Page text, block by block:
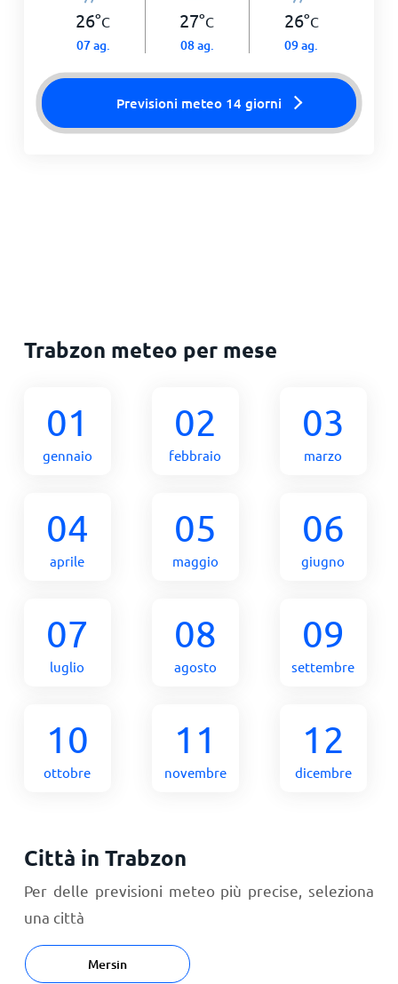
26°C
07 ag.
27°C
08 ag.
26°C
09 ag.
Previsioni meteo 14 giorni
Trabzon meteo per mese
01
gennaio
02
febbraio
03
marzo
04
aprile
05
maggio
06
giugno
07
luglio
08
agosto
09
settembre
10
ottobre
11
novembre
12
dicembre
Città in Trabzon
Per delle previsioni meteo più precise, seleziona
una città
Mersin